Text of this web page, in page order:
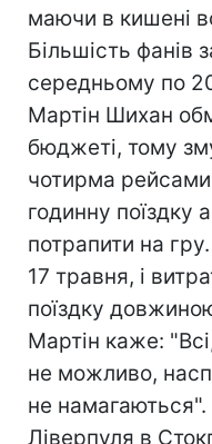
маючи в кишені
Більшість фанів
середньому по
Мартін Шихан
бюджеті, тому
чотирма рейсами
годинну поїздку
потрапити на
17 травня, і
поїздку
Мартін каже:
не можливо,
не намагаються".
Ліверпуля в